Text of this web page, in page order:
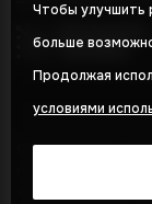
Оставляя свои
Чтобы улучшить
больше
Продолжая
условиями